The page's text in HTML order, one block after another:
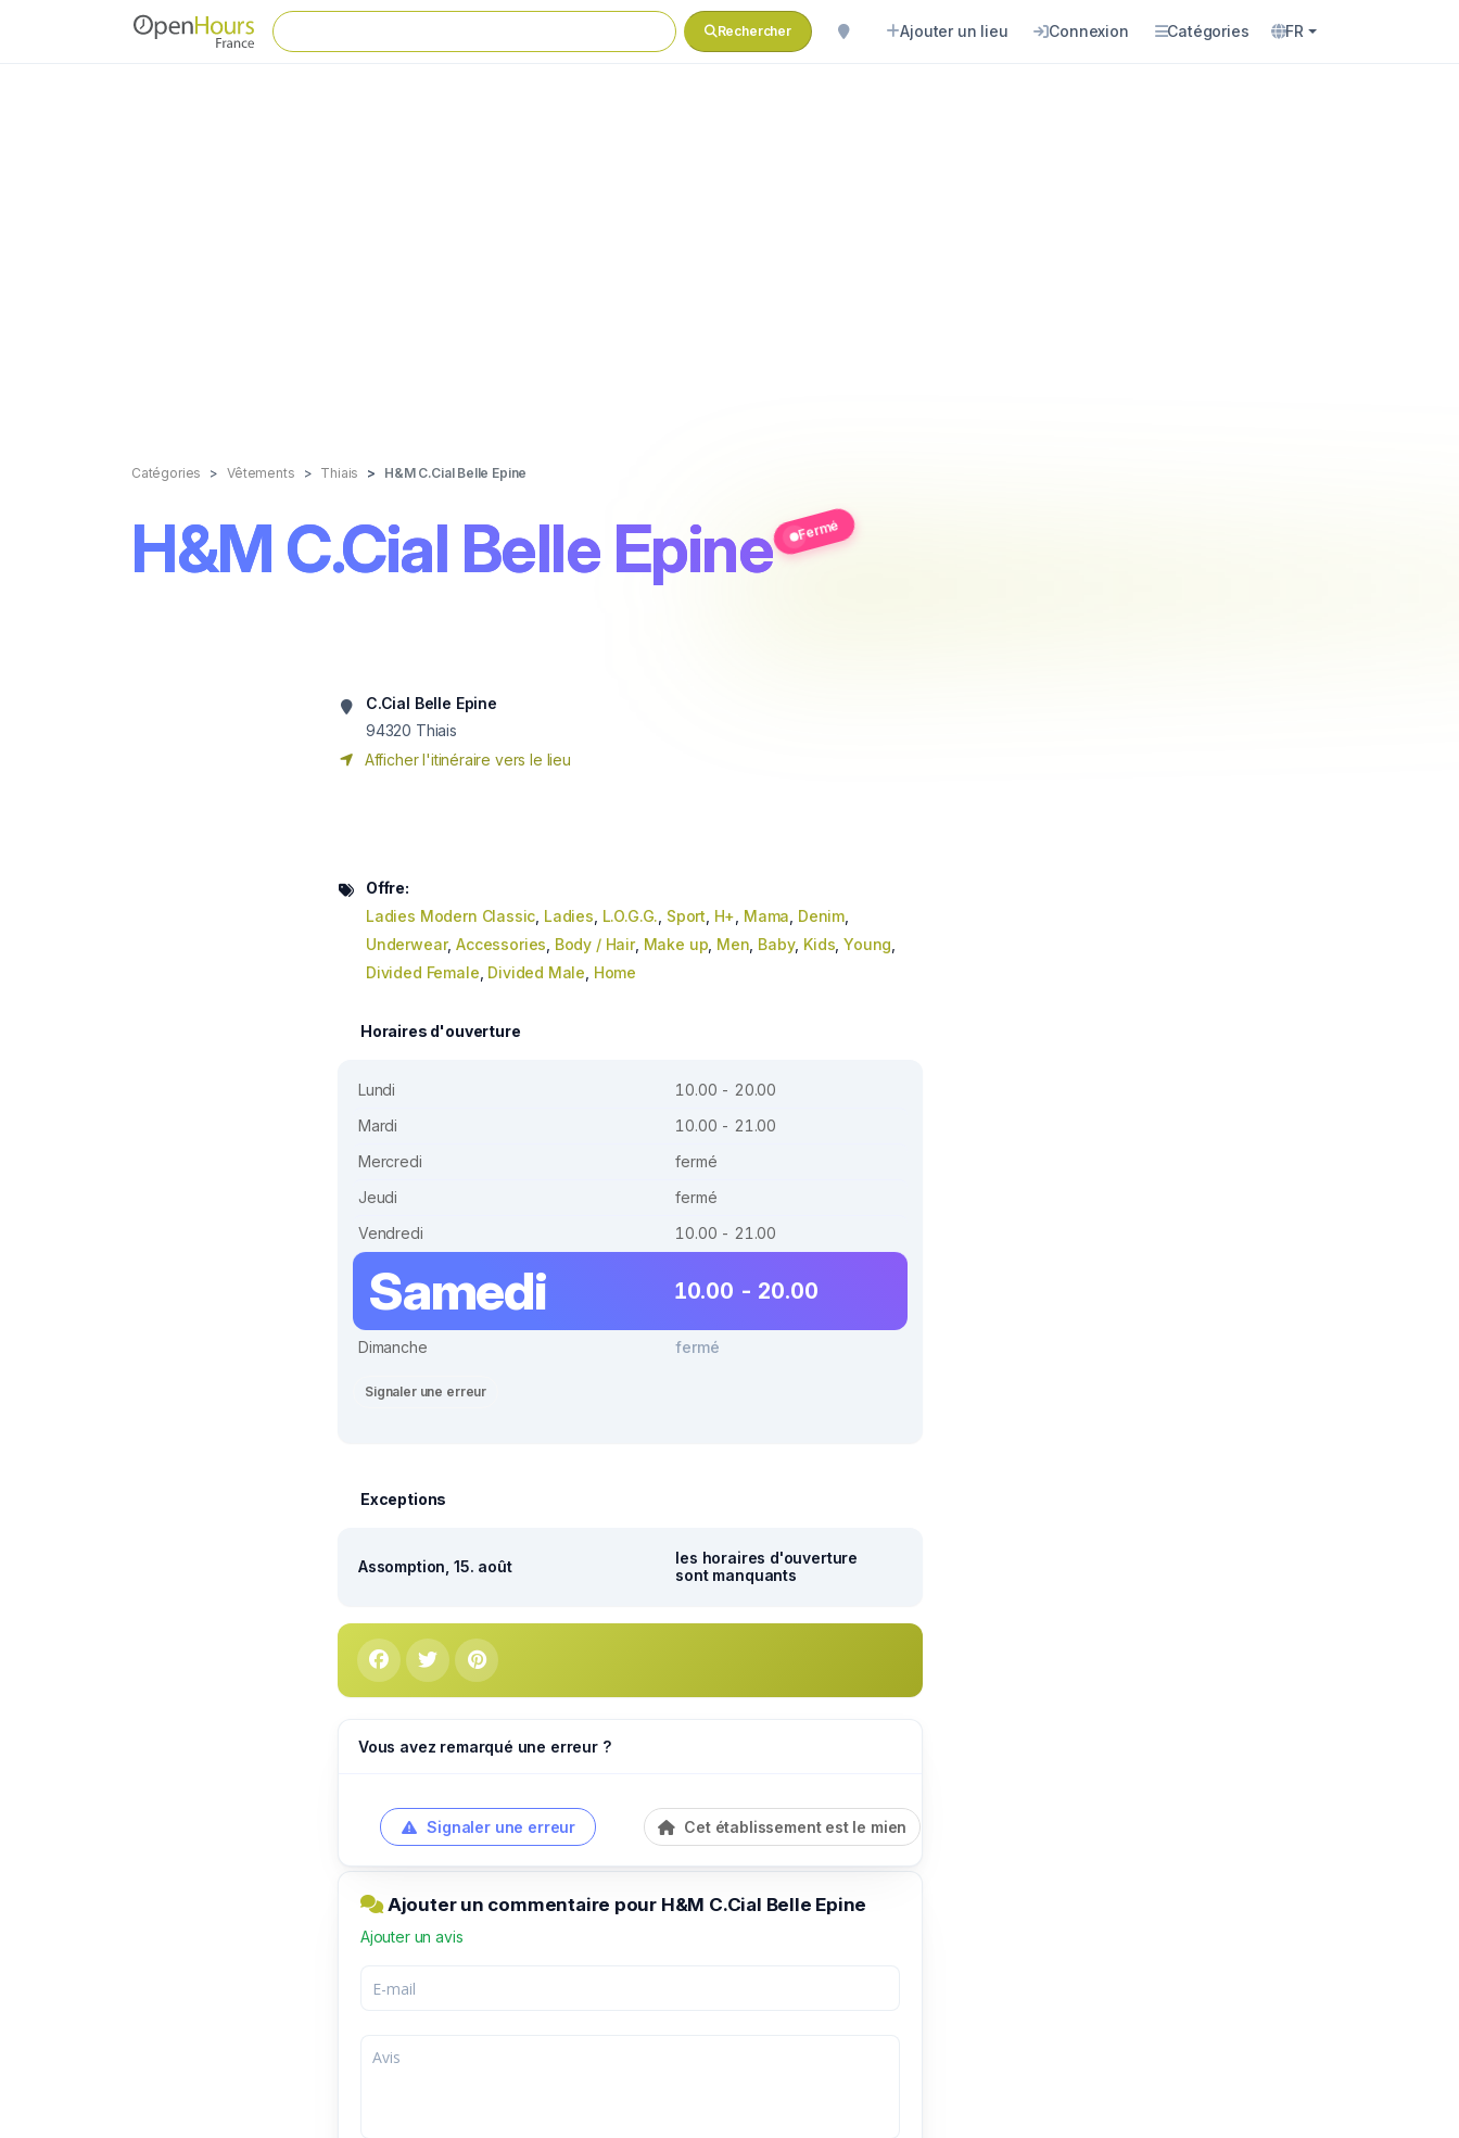
Rechercher Ajouter un lieu Connexion Catégories FR
Catégories Vêtements Thiais H&M C.Cial Belle Epine
H&M C.Cial Belle Epine Fermé
C.Cial Belle Epine
94320 Thiais
Afficher l'itinéraire vers le lieu
Offre:
Ladies Modern Classic Ladies L.O.G.G. Sport H+ Mama Denim
Underwear,Accessories Body / Hair, Make up Men Baby, Kids ,Young
Divided Female Divided Male Home
Horaires d'ouverture
Lundi
10.00 - 20.00
Mardi
10.00 - 21.00
Mercredi
fermé
Jeudi
fermé
Vendredi
10.00 - 21.00
Samedi 10.00 - 20.00
Dimanche fermé
Signaler une erreur
Exceptions
Assomption, 15. août
les horaires d'ouverture
sont manquants
Vous avez remarqué une erreur ?
Signaler une erreur Cet établissement est le mien
Ajouter un commentaire pour H&M C.Cial Belle Epine
Ajouter un avis